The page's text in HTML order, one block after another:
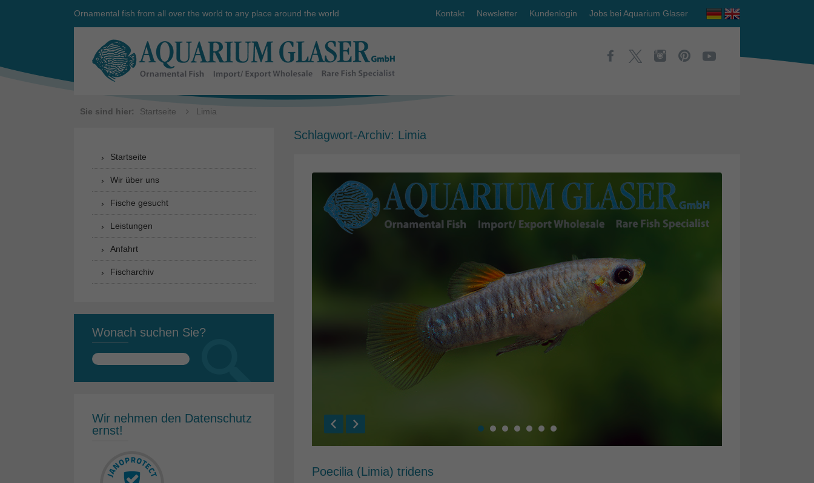
Ornamental fish from all over the world to any place around the world Kontakt Newsletter Kundenlogin Jobs bei Aquarium Glaser
Sie sind hier: Startseite Limia
Schlagwort-Archiv: Limia
Poecilia (Limia) tridens
Startseite
Wir über uns
Fische gesucht
Leistungen
Anfahrt
Fischarchiv
Wonach suchen Sie?
Suchen
Wir nehmen den Datenschutz
ernst!